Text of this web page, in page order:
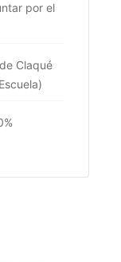
por el
Claqué